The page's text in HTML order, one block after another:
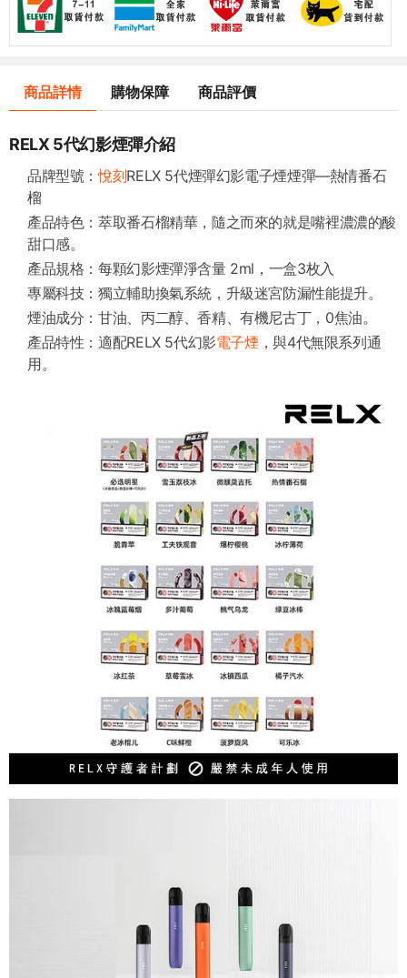
商品詳情 購物保障 商品評價
RELX 5代幻影煙彈介紹
品牌型號：悅刻RELX 5代煙彈幻影電子煙煙彈—熱情番石
榴
產品特色：萃取番石榴精華，隨之而來的就是嘴裡濃濃的酸
甜口感。
產品規格：每顆幻影煙彈淨含量 2ml，一盒3枚入
專屬科技：獨立輔助換氣系統，升級迷宮防漏性能提升。
煙油成分：甘油、丙二醇、香精、有機尼古丁，0焦油。
產品特性：適配RELX 5代幻影電子煙 ，與4代無限系列通
用。